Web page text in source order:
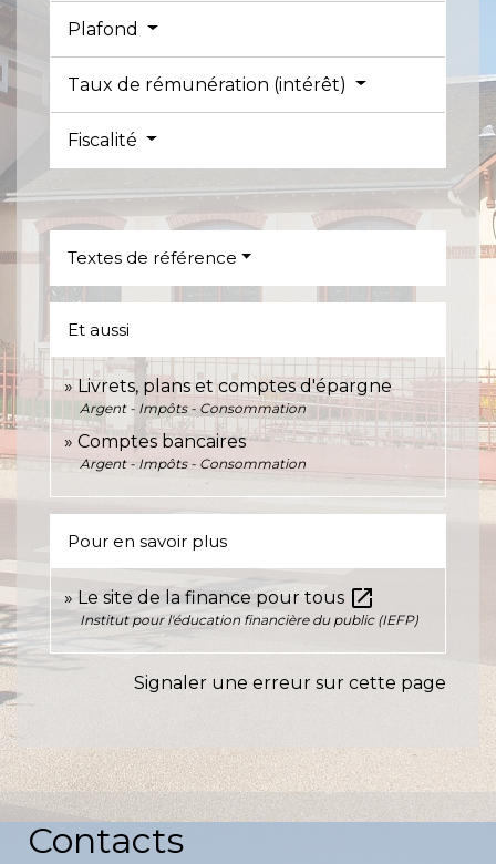
Plafond
Taux de rémunération (intérêt)
Fiscalité
Textes de référence
Et aussi
Livrets, plans et comptes d'épargne
Argent - Impôts - Consommation
Comptes bancaires
Argent - Impôts - Consommation
Pour en savoir plus
Le site de la finance pour tous open_in_new
Institut pour l'éducation financière du public (IEFP)
Signaler une erreur sur cette page
Contacts